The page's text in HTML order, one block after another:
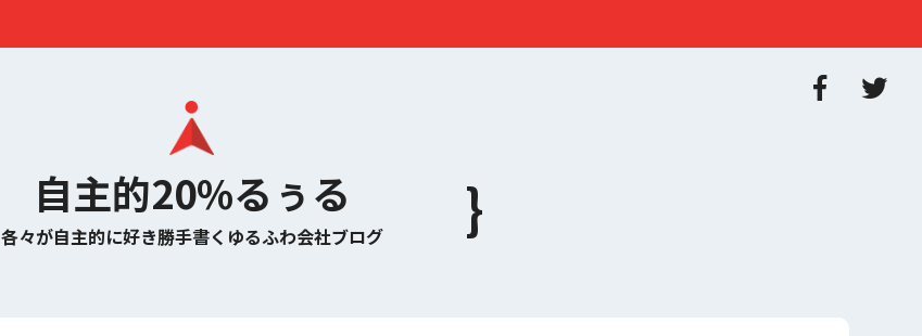
自主的20%るぅる
各々が自主的に好き勝手書くゆるふわ会社ブログ